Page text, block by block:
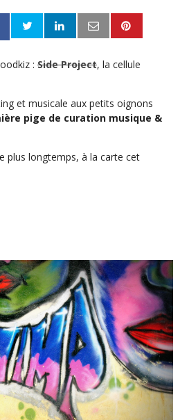
: Side Project, la cellule
et musicale aux petits oignons
pige de curation musique &
plus longtemps, à la carte cet